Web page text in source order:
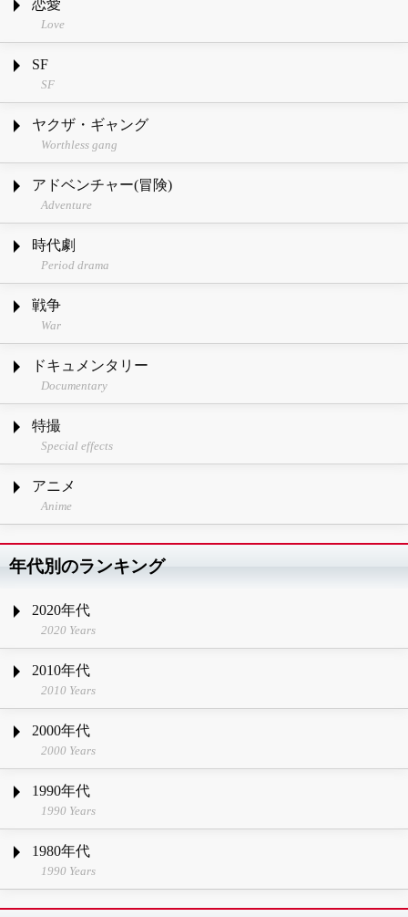
恋愛
Love
SF
SF
ヤクザ・ギャング
Worthless gang
アドベンチャー(冒険)
Adventure
時代劇
Period drama
戦争
War
ドキュメンタリー
Documentary
特撮
Special effects
アニメ
Anime
年代別のランキング
2020年代
2020 Years
2010年代
2010 Years
2000年代
2000 Years
1990年代
1990 Years
1980年代
1990 Years